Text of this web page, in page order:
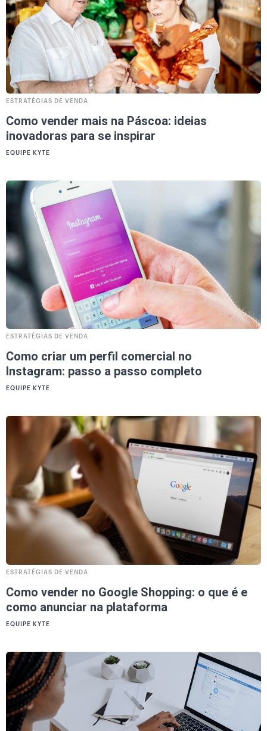
ESTRATÉGIAS DE VENDA
Como vender mais na Páscoa: ideias
inovadoras para se inspirar
EQUIPE KYTE
ESTRATÉGIAS DE VENDA
Como criar um perfil comercial no
Instagram: passo a passo completo
EQUIPE KYTE
ESTRATÉGIAS DE VENDA
Como vender no Google Shopping: o que é e
como anunciar na plataforma
EQUIPE KYTE